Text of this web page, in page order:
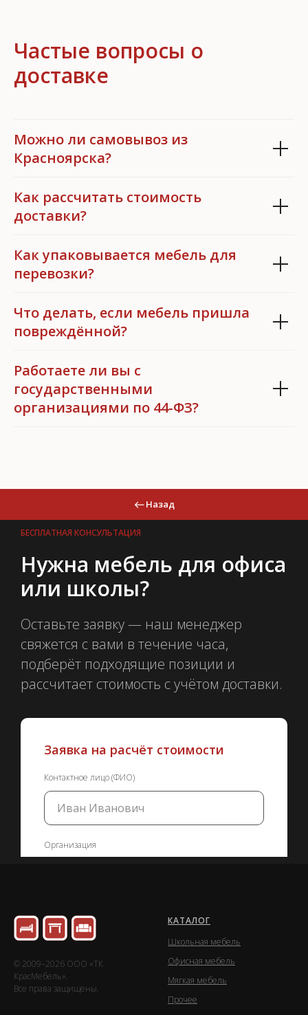
Частые вопросы о
доставке
Можно ли самовывоз из
Красноярска?
Как рассчитать стоимость
доставки?
Как упаковывается мебель для
перевозки?
Что делать, если мебель пришла
повреждённой?
Работаете ли вы с
государственными
организациями по 44-ФЗ?
Назад
БЕСПЛАТНАЯ КОНСУЛЬТАЦИЯ
Нужна мебель для офиса
или школы?
Оставьте заявку — наш менеджер
свяжется с вами в течение часа,
подберёт подходящие позиции и
рассчитает стоимость с учётом доставки.
Заявка на расчёт стоимости
Контактное лицо (ФИО)
Организация
Отправить заявку на расчет
© 2009–2026 ООО «ТК
КрасМебель».
Все права защищены.
КАТАЛОГ
Школьная мебель
Офисная мебель
Мягкая мебель
Прочее